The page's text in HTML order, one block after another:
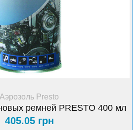
+ Купить
Аэрозоль Presto
ремней PRESTO 400 мл
405.05 грн